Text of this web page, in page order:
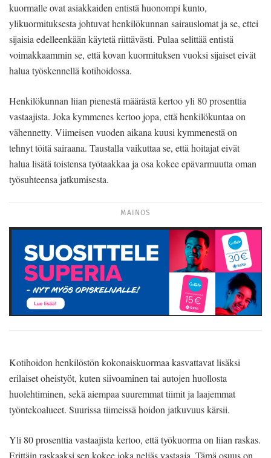
kuormalle ovat asiakkaiden entistä huonompi kunto,
ylikuormituksesta johtuvat henkilökunnan sairauslomat ja se, ettei
sijaisia edelleenkään käytetä riittävästi. Pulaa selittää entistä
voimakkaammin se, että kovan kuormituksen vuoksi sijaiset eivät
halua työskennellä kotihoidossa.
Henkilökunnan liian pienestä määrästä kertoo yli 80 prosenttia
vastaajista. Joka kymmenes kertoo jopa, että henkilökuntaa on
vähennetty. Viimeisen vuoden aikana kuusi kymmenestä on
tehnyt töitä sairaana. Taustalla vaikuttaa se, että hoitajat eivät
halua lisätä toistensa työtaakkaa ja osa kokee epävarmuutta oman
työsuhteensa jatkumisesta.
MAINOS
Kotihoidon henkilöstön kokonaiskuormaa kasvattavat lisäksi
erilaiset oheistyöt, kuten siivoaminen tai autojen huollosta
huolehtiminen, sekä aiempaa suuremmat tiimit ja laajemmat
työntekoalueet. Suurissa tiimeissä hoidon jatkuvuus kärsii.
Yli 80 prosenttia vastaajista kertoo, että työkuorma on liian raskas.
Erittäin raskaaksi sen kokee joka neljäs vastaaja. Tämä osuus on